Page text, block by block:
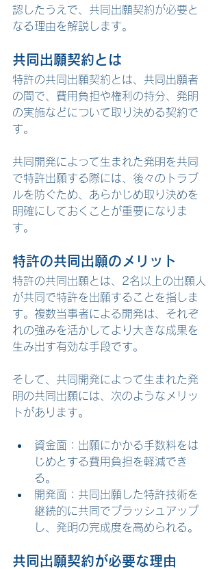
認したうえで、共同出願契約が必要と
なる理由を解説します。
共同出願契約とは
特許の共同出願契約とは、共同出願者
の間で、費用負担や権利の持分、発明
の実施などについて取り決める契約で
す。
共同開発によって生まれた発明を共同
で特許出願する際には、後々のトラブ
ルを防ぐため、あらかじめ取り決めを
明確にしておくことが重要になりま
す。
特許の共同出願のメリット
特許の共同出願とは、2名以上の出願人
が共同で特許を出願することを指しま
す。複数当事者による開発は、それぞ
れの強みを活かしてより大きな成果を
生み出す有効な手段です。
そして、共同開発によって生まれた発
明の共同出願には、次のようなメリッ
トがあります。
資金面：出願にかかる手数料をは
じめとする費用負担を軽減でき
る。
開発面：共同出願した特許技術を
継続的に共同でブラッシュアップ
し、発明の完成度を高められる。
共同出願契約が必要な理由